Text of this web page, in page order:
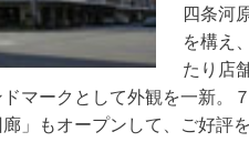
四条河
を構え
たり店
マークとして外観を一新。
」もオープンして、ご好評